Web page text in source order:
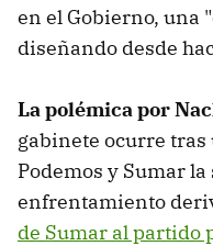
en el Gobierno, una
diseñando desde
La polémica por
gabinete ocurre
Podemos y Sumar
enfrentamiento
de Sumar al partido